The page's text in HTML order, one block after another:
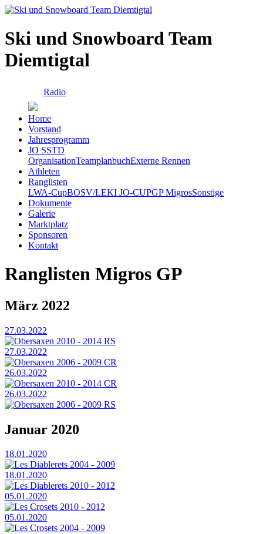
Ski und Snowboard Team
Diemtigtal
Radio
Home
Vorstand
Jahresprogramm
JO SSTD
OrganisationTeamplanbuchExterne Rennen
Athleten
Ranglisten
LWA-CupBOSV/LEKI JO-CUPGP MigrosSonstige
Dokumente
Galerie
Marktplatz
Sponsoren
Kontakt
Ranglisten Migros GP
März 2022
27.03.2022
Obersaxen 2010 - 2014 RS
27.03.2022
Obersaxen 2006 - 2009 CR
26.03.2022
Obersaxen 2010 - 2014 CR
26.03.2022
Obersaxen 2006 - 2009 RS
Januar 2020
18.01.2020
Les Diablerets 2004 - 2009
18.01.2020
Les Diablerets 2010 - 2012
05.01.2020
Les Crosets 2010 - 2012
05.01.2020
Les Crosets 2004 - 2009